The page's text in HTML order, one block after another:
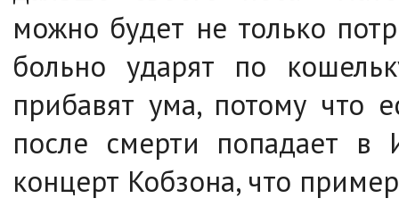
можно будет не только
больно ударят по
прибавят ума, потому что
после смерти попадает
концерт Кобзона, что